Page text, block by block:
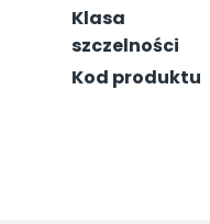
Klasa
szczelności
Kod produktu